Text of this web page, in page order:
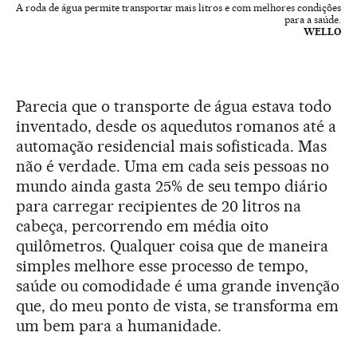
A roda de água permite transportar mais litros e com melhores condições
para a saúde.
WELLO
Parecia que o transporte de água estava todo
inventado, desde os aquedutos romanos até a
automação residencial mais sofisticada. Mas
não é verdade. Uma em cada seis pessoas no
mundo ainda gasta 25% de seu tempo diário
para carregar recipientes de 20 litros na
cabeça, percorrendo em média oito
quilômetros. Qualquer coisa que de maneira
simples melhore esse processo de tempo,
saúde ou comodidade é uma grande invenção
que, do meu ponto de vista, se transforma em
um bem para a humanidade.